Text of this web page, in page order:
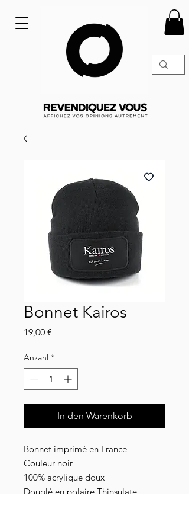
Bonnet Kairos
19,00 €
Anzahl *
In den Warenkorb
Bonnet imprimé en France
Couleur noir
100% acrylique doux
Doublé en polaire Thinsulate